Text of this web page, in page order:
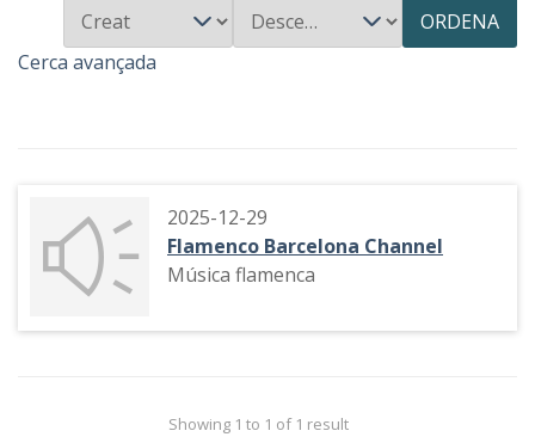
ORDENA
Cerca avançada
2025-12-29
Flamenco Barcelona Channel
Música flamenca
Showing 1 to 1 of 1 result